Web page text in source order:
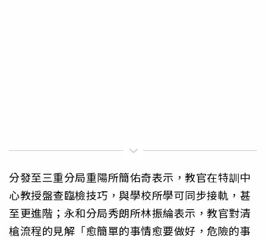
分發至三重分局重陽所簡佑奇表示，教官在特訓中
心教授盤查臨檢技巧，與學校所學可同步接軌，甚
至更進階；永和分局秀朗所林振綸表示，教官對清
槍流程的見解「愈簡單的事情愈要做好，危險的事